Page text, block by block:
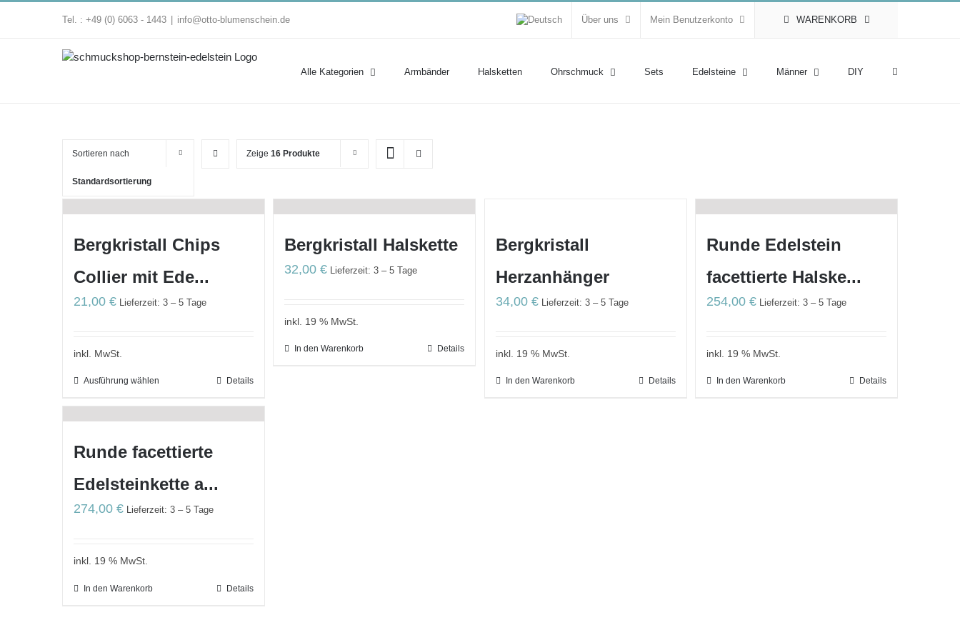
Tel. : +49 (0) 6063 - 1443 info@otto-blumenschein.de Über uns Mein Benutzerkonto WARENKORB
Alle Kategorien Armbänder Halsketten Ohrschmuck Sets Edelsteine Männer DIY
Sortieren nach
Standardsortierung
Zeige 16 Produkte
Bergkristall Chips
Collier mit Ede...
21,00 € Lieferzeit: 3 – 5 Tage
inkl. MwSt.
Ausführung wählen Details
Bergkristall Halskette
32,00€ Lieferzeit: 3 – 5 Tage
inkl. 19 % MwSt.
In den Warenkorb Details
Bergkristall
Herzanhänger
34,00 € Lieferzeit: 3 – 5 Tage
inkl. 19 % MwSt.
In den Warenkorb Details
Runde Edelstein
facettierte Halske...
254,00€ Lieferzeit: 3 – 5 Tage
inkl. 19 % MwSt.
In den Warenkorb Details
Runde facettierte
Edelsteinkette a...
274,00 € Lieferzeit: 3 – 5 Tage
inkl. 19 % MwSt.
In den Warenkorb Details